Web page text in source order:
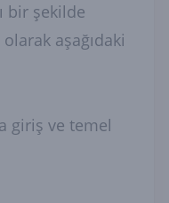
bir şekilde
aşağıdaki
giriş ve temel